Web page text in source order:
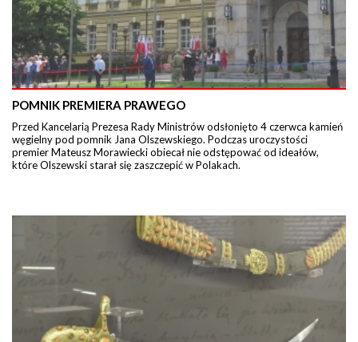
POMNIK PREMIERA PRAWEGO
Przed Kancelarią Prezesa Rady Ministrów odsłonięto 4 czerwca kamień
węgielny pod pomnik Jana Olszewskiego. Podczas uroczystości
premier Mateusz Morawiecki obiecał nie odstępować od ideałów,
które Olszewski starał się zaszczepić w Polakach.